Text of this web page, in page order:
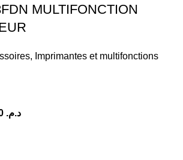
MULTIFONCTION
, Imprimantes et multifonctions
د.م.